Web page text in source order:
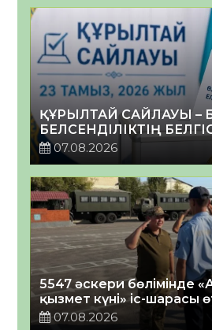
ҚҰРЫЛТАЙ САЙЛАУЫ –
БЕЛСЕНДІЛІКТІҢ
07.08.2026
5547 әскери бөлімінде
қызмет күні» іс-шарасы
07.08.2026